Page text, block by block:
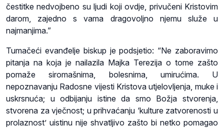
čestitke nedvojbeno su ljudi koji ovdje, privučeni Kristovim
darom, zajedno s vama dragovoljno njemu služe u
najmanjima.”
Tumačeći evanđelje biskup je podsjetio: “Ne zaboravimo
pitanja na koja je nailazila Majka Terezija o tome zašto
pomaže siromašnima, bolesnima, umirućima. U
nepoznavanju Radosne vijesti Kristova utjelovljenja, muke i
uskrsnuća; u odbijanju istine da smo Božja stvorenja,
stvorena za vječnost; u prihvaćanju ‘kulture zatvorenosti u
prolaznost’ uistinu nije shvatljivo zašto bi netko pomagao